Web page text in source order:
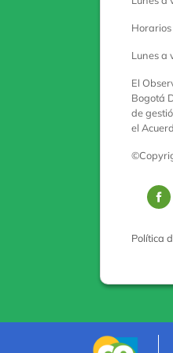
Lunes a
El
Bogotá
de
el
Política